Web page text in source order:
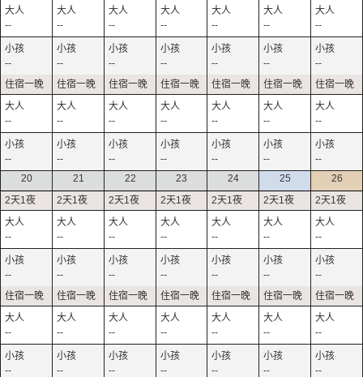
--
--
--
--
--
--
--
--
--
--
--
--
--
--
--
--
--
--
--
--
--
--
--
--
--
--
--
--
20
--
--
--
--
21
--
--
--
--
22
--
--
--
--
23
--
--
--
--
24
--
--
--
--
25
--
--
--
--
26
--
--
--
--